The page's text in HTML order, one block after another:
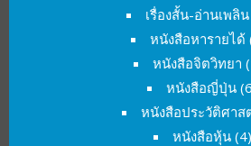
เรื่องสั้น-อ่านเพลิน
หนังสือหารายได้
หนังสือจิตวิทยา
หนังสือญี่ปุ่น
หนังสือประวัติศาส
หนังสือหุ้น(4)